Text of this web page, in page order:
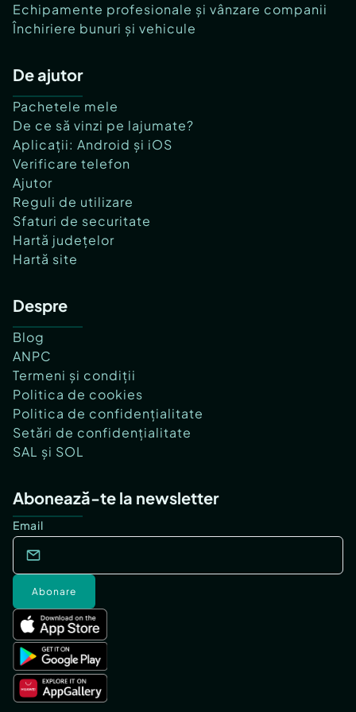
Echipamente profesionale și vânzare companii
Închiriere bunuri și vehicule
De ajutor
Pachetele mele
De ce să vinzi pe lajumate?
Aplicații: Android și iOS
Verificare telefon
Ajutor
Reguli de utilizare
Sfaturi de securitate
Hartă județelor
Hartă site
Despre
Blog
ANPC
Termeni și condiții
Politica de cookies
Politica de confidențialitate
Setări de confidențialitate
SAL și SOL
Abonează-te la newsletter
Email
Abonare